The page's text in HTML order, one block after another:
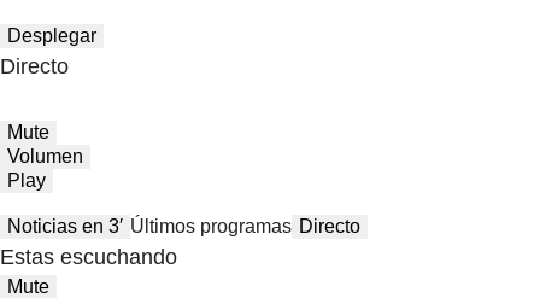
Desplegar
Directo
Mute
Volumen
Play
Noticias en 3′ Últimos programas Directo
Estas escuchando
Mute